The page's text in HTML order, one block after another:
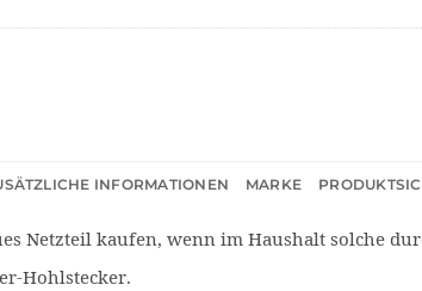
INFORMATIONEN MARKE
Netzteil kaufen, wenn im Haushalt solche
Hohlstecker.